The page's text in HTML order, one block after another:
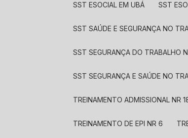
SST ESOCIAL EM UBÁ SST
SST SAÚDE E SEGURANÇA NO
SST SEGURANÇA DO TRABALHO
SST SEGURANÇA E SAÚDE NO
TREINAMENTO ADMISSIONAL NR
TREINAMENTO DE EPI NR 6